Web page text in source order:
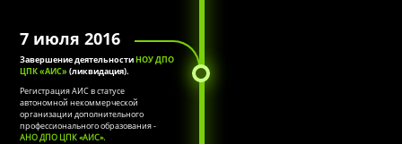
7 июля 2016
Завершение деятельностиНОУ ДПО
ЦПК «АИС» (ликвидация).
Регистрация АИС в статусе
автономной некоммерческой
организации дополнительного
профессионального образования -
АНО ДПО ЦПК «АИС».